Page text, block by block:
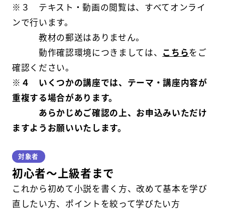
※３ テキスト・動画の閲覧は、すべてオンライ
ンで行います。
教材の郵送はありません。
動作確認環境につきましては、 こちらをご
確認ください。
※４
いくつかの講座では、テーマ・講座内容が
重複する場合があります。
あらかじめご確認の上、お申込みいただけ
ますようお願いいたします。
対象者
初心者～上級者まで
これから初めて小説を書く方、改めて基本を学び
直したい方、ポイントを絞って学びたい方